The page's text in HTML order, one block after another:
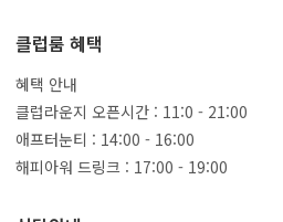
클럽룸 혜택
혜택 안내
클럽라운지 오픈시간 : 11:0 - 21:00
애프터눈티 : 14:00 - 16:00
해피아워 드링크 : 17:00 - 19:00